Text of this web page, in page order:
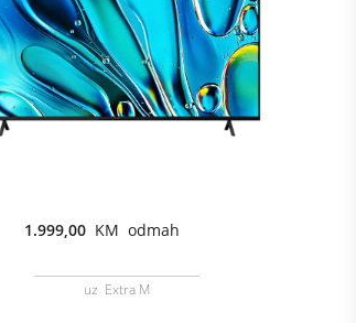
1.999,00 KM odmah
uz Extra M